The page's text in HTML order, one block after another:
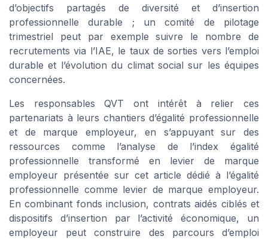
d’objectifs partagés de diversité et d’insertion
professionnelle durable ; un comité de pilotage
trimestriel peut par exemple suivre le nombre de
recrutements via l’IAE, le taux de sorties vers l’emploi
durable et l’évolution du climat social sur les équipes
concernées.
Les responsables QVT ont intérêt à relier ces
partenariats à leurs chantiers d’égalité professionnelle
et de marque employeur, en s’appuyant sur des
ressources comme l’analyse de l’index égalité
professionnelle transformé en levier de marque
employeur présentée sur cet article dédié à l’égalité
professionnelle comme levier de marque employeur.
En combinant fonds inclusion, contrats aidés ciblés et
dispositifs d’insertion par l’activité économique, un
employeur peut construire des parcours d’emploi